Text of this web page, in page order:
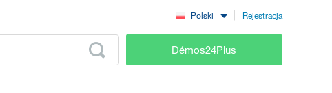
Polski Rejestracja
Démos24Plus